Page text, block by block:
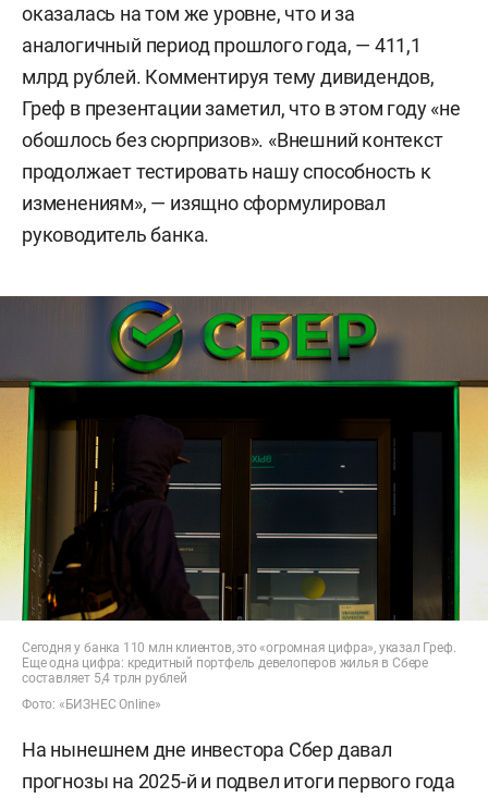
оказалась на том же уровне, что и за
аналогичный период прошлого года, — 411,1
млрд рублей. Комментируя тему дивидендов,
Греф в презентации заметил, что в этом году «не
обошлось без сюрпризов». «Внешний контекст
продолжает тестировать нашу способность к
изменениям», — изящно сформулировал
руководитель банка.
Сегодня у банка 110 млн клиентов, это «огромная цифра», указал Греф.
Еще одна цифра: кредитный портфель девелоперов жилья в Сбере
составляет 5,4 трлн рублей
Фото: «БИЗНЕС Online»
На нынешнем дне инвестора Сбер давал
прогнозы на 2025-й и подвел итоги первого года